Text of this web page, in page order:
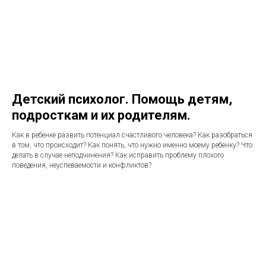
Детский психолог. Помощь детям,
подросткам и их родителям.
Как в ребенке развить потенциал счастливого человека? Как разобраться
в том, что происходит? Как понять, что нужно именно моему ребенку? Что
делать в случае неподчинения? Как исправить проблему плохого
поведения, неуспеваемости и конфликтов?